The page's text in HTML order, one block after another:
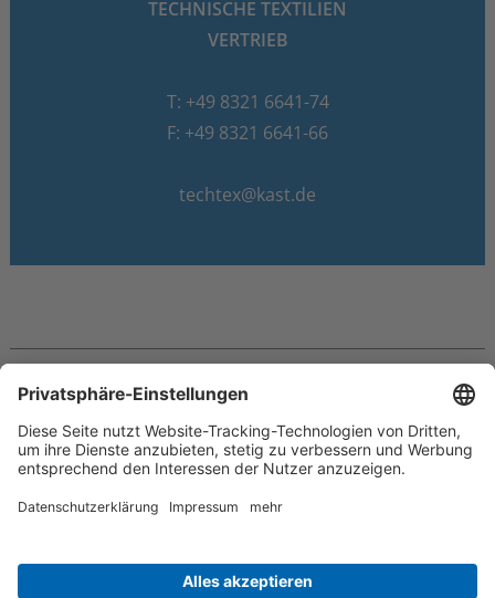
TECHNISCHE TEXTILIEN
VERTRIEB
T: +49 8321 6641-74
F: +49 8321 6641-66
techtex@kast.de
© 2026 Dr. Günther Kast GmbH & Co.
Impressum
AGB